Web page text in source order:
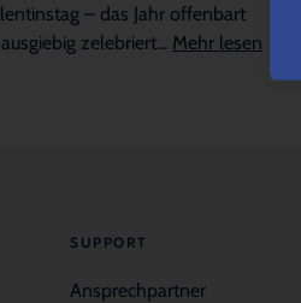
– das Jahr offenbart
zelebriert... Mehr lesen
SUPPORT
Ansprechpartner